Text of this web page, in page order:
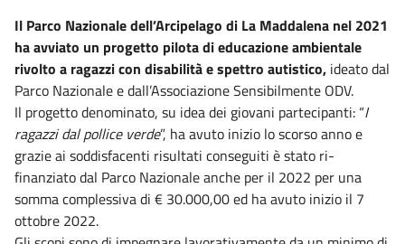
Il Parco Nazionale dell’Arcipelago di La Maddalena nel 2021
ha avviato un progetto pilota di educazione ambientale
rivolto a ragazzi con disabilità e spettro autistico, ideato dal
Parco Nazionale e dall’Associazione Sensibilmente ODV.
Il progetto denominato, su idea dei giovani partecipanti: “I
ragazzi dal pollice verde”, ha avuto inizio lo scorso anno e
grazie ai soddisfacenti risultati conseguiti è stato ri-
finanziato dal Parco Nazionale anche per il 2022 per una
somma complessiva di € 30.000,00 ed ha avuto inizio il 7
ottobre 2022.